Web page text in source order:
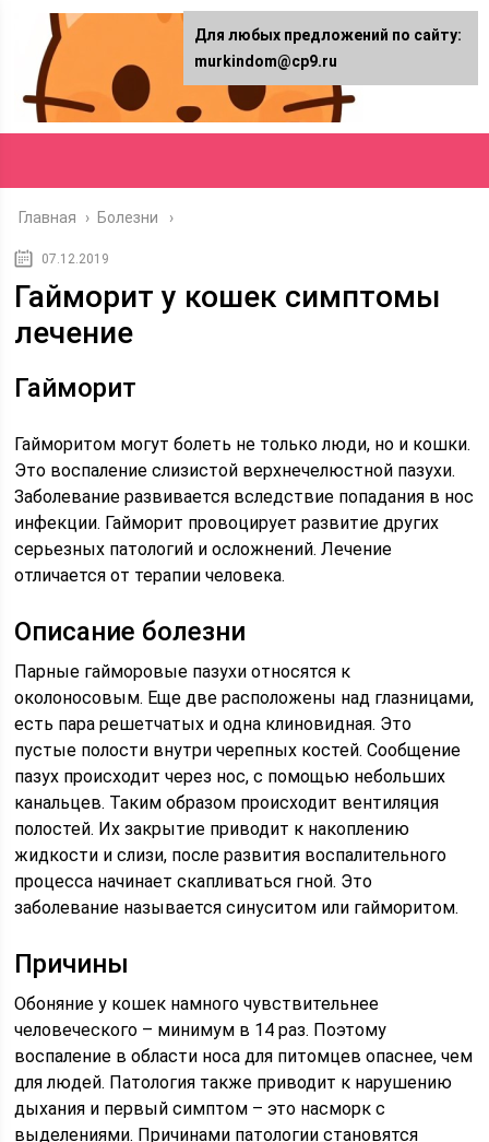
Главная › Болезни
07.12.2019
Гайморит у кошек симптомы
лечение
Гайморит
Гайморитом могут болеть не только люди, но и кошки.
Это воспаление слизистой верхнечелюстной пазухи.
Заболевание развивается вследствие попадания в нос
инфекции. Гайморит провоцирует развитие других
серьезных патологий и осложнений. Лечение
отличается от терапии человека.
Описание болезни
Парные гайморовые пазухи относятся к
околоносовым. Еще две расположены над глазницами,
есть пара решетчатых и одна клиновидная. Это
пустые полости внутри черепных костей. Сообщение
пазух происходит через нос, с помощью небольших
канальцев. Таким образом происходит вентиляция
полостей. Их закрытие приводит к накоплению
жидкости и слизи, после развития воспалительного
процесса начинает скапливаться гной. Это
заболевание называется синуситом или гайморитом.
Причины
Обоняние у кошек намного чувствительнее
человеческого – минимум в 14 раз. Поэтому
воспаление в области носа для питомцев опаснее, чем
для людей. Патология также приводит к нарушению
дыхания и первый симптом – это насморк с
выделениями. Причинами патологии становятся
Для любых предложений по сайту:
murkindom@cp9.ru